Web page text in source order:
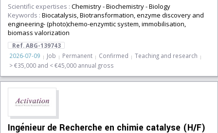
Scientific expertises : Chemistry-Biochemistry-Biology
Keywords : Biocatalysis, Biotransformation, enzyme discovery and
engineering- (photo)chemo-enzymtic system, immobilisation,
biomass valorization
Ref. ABG-139743
2026-07-09
Job Permanent Confirmed
Teaching and research
> €35,000 and < €45,000 annual gross
Ingénieur de Recherche en chimie catalyse (H/F)